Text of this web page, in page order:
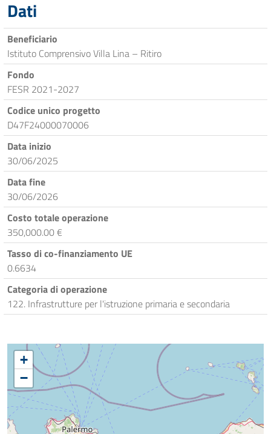
Dati
Beneficiario
Istituto Comprensivo Villa Lina – Ritiro
Fondo
FESR 2021-2027
Codice unico progetto
D47F24000070006
Data inizio
30/06/2025
Data fine
30/06/2026
Costo totale operazione
350,000.00 €
Tasso di co-finanziamento UE
0.6634
Categoria di operazione
122. Infrastrutture per l'istruzione primaria e secondaria
+
−